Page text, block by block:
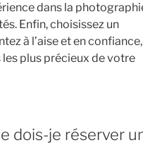
dans la
Enfin, choisissez un
à l’aise et en
plus précieux de votre
dois-je réserver